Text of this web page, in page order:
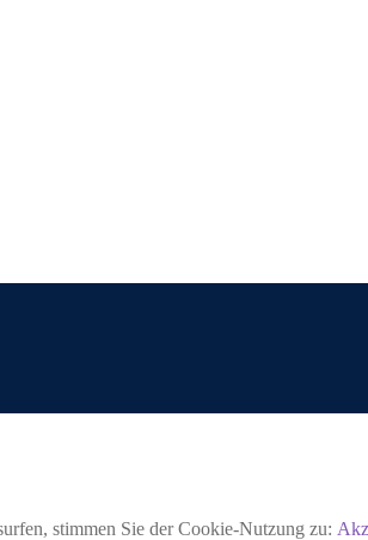
stimmen Sie der Cookie-Nutzung zu: